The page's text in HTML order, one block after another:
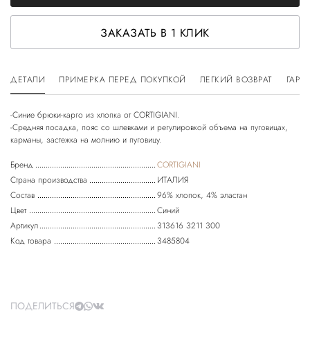
ЗАКАЗАТЬ В 1 КЛИК
ДЕТАЛИ ПРИМЕРКА ПЕРЕД ПОКУПКОЙ ЛЕГКИЙ ВОЗВРАТ
-Синие брюки-карго из хлопка от CORTIGIANI.
-Средняя посадка, пояс со шлевками и регулировкой объема на пуговицах,
карманы, застежка на молнию и пуговицу.
Бренд
CORTIGIANI
Страна производства
ИТАЛИЯ
Состав
96% хлопок, 4% эластан
Цвет
Синий
Артикул
313616 3211 300
Код товара
3485804
ПОДЕЛИТЬСЯ